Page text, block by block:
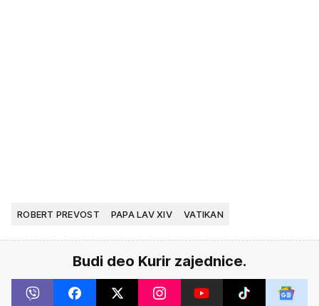
ROBERT PREVOST PAPA LAV XIV VATIKAN
Budi deo Kurir zajednice.